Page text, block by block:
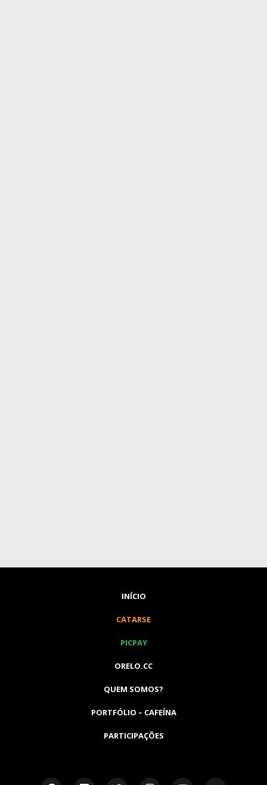
INÍCIO
CATARSE
PICPAY
ORELO.CC
QUEM SOMOS?
PORTFÓLIO – CAFEÍNA
PARTICIPAÇÕES